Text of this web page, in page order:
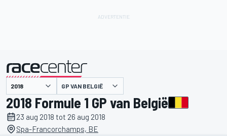
gepresenteerd door GP VAN BELGIË
2018 Formule 1 GP van België
23 aug 2018 tot 26 aug 2018
Spa-Francorchamps, BE